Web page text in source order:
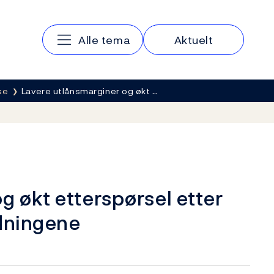
Hovedmeny
Alle tema Aktuelt
Lavere utlånsmarginer og økt …
økt etterspørsel etter